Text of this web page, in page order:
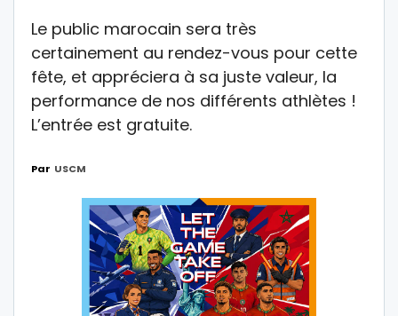
Le public marocain sera très
certainement au rendez-vous pour cette
fête, et appréciera à sa juste valeur, la
performance de nos différents athlètes !
L’entrée est gratuite.
Par USCM